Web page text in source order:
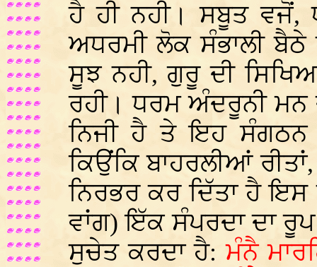
ਹੈ ਹੀ ਨਹੀ। ਸਬੂਤ
ਅਧਰਮੀ ਲੋਕ ਸੰਭਾਲੀ
ਸੂਝ ਨਹੀ, ਗੁਰੂ ਦੀ
ਰਹੀ। ਧਰਮ ਅੰਦਰੂਨੀ ਮਨ
ਨਿਜੀ ਹੈ ਤੇ ਇਹ
ਕਿਉਂਕਿ ਬਾਹਰਲੀਆਂ
ਨਿਰਭਰ ਕਰ ਦਿੱਤਾ ਹੈ
ਵਾਂਗ) ਇੱਕ ਸੰਪਰਦਾ ਦਾ
ਸੁਚੇਤ ਕਰਦਾ ਹੈ:ਮੰਨੈ